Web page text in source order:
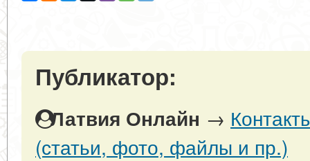
Публикатор:
Латвия Онлайн →
(статьи, фото, файлы и пр.)